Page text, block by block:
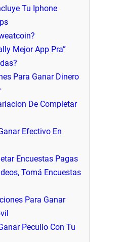
Tu Iphone
Mejor App Pra”
Para Ganar Dinero
De Completar
Efectivo En
Encuestas Pagas
Tomá Encuestas
Para Ganar
Peculio Con Tu